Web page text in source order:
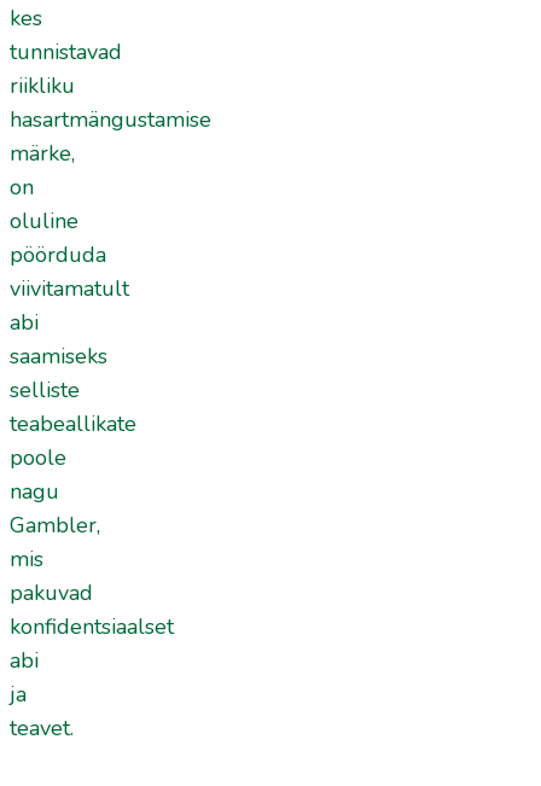
kes
tunnistavad
riikliku
hasartmängustamise
märke,
on
oluline
pöörduda
viivitamatult
abi
saamiseks
selliste
teabeallikate
poole
nagu
Gambler,
mis
pakuvad
konfidentsiaalset
abi
ja
teavet.